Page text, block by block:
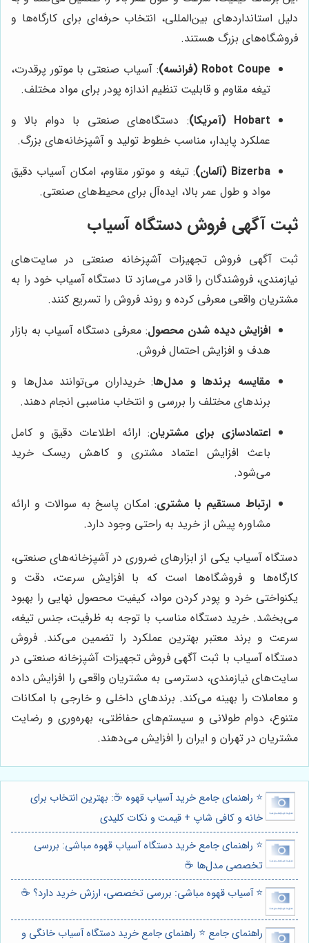
دلیل استانداردهای بین‌المللی، انتخاب حرفه‌ای برای کارگاه‌ها و
فروشگاه‌های بزرگ هستند.
Robot Coupe (فرانسه)
: آسیاب صنعتی با موتور پرقدرت،
تیغه مقاوم و قابلیت تنظیم اندازه پودر برای مواد مختلف.
Hobart (آمریکا)
: دستگاه‌های صنعتی با دوام بالا و
عملکرد پایدار، مناسب خطوط تولید و آشپزخانه‌های بزرگ.
Bizerba (آلمان)
: تیغه و موتور مقاوم، امکان آسیاب دقیق
مواد و طول عمر بالا، ایده‌آل برای محیط‌های صنعتی.
ثبت آگهی فروش دستگاه آسیاب
ثبت آگهی فروش تجهیزات آشپزخانه صنعتی در سایت‌های
نیازمندی، فروشندگان را قادر می‌سازد تا دستگاه آسیاب خود را به
مشتریان واقعی معرفی کرده و روند فروش را تسریع کنند.
افزایش دیده شدن محصول: معرفی دستگاه آسیاب به بازار
هدف و افزایش احتمال فروش.
مقایسه برندها و مدل‌ها: خریداران می‌توانند مدل‌ها و
برندهای مختلف را بررسی و انتخاب مناسبی انجام دهند.
اعتمادسازی برای مشتریان: ارائه اطلاعات دقیق و کامل
باعث افزایش اعتماد مشتری و کاهش ریسک خرید
می‌شود.
ارتباط مستقیم با مشتری: امکان پاسخ به سوالات و ارائه
مشاوره پیش از خرید به راحتی وجود دارد.
دستگاه آسیاب یکی از ابزارهای ضروری در آشپزخانه‌های صنعتی،
کارگاه‌ها و فروشگاه‌ها است که با افزایش سرعت، دقت و
یکنواختی خرد و پودر کردن مواد، کیفیت محصول نهایی را بهبود
می‌بخشد. خرید دستگاه مناسب با توجه به ظرفیت، جنس تیغه،
سرعت و برند معتبر بهترین عملکرد را تضمین می‌کند. فروش
دستگاه آسیاب با ثبت آگهی فروش تجهیزات آشپزخانه صنعتی در
سایت‌های نیازمندی، دسترسی به مشتریان واقعی را افزایش داده
و معاملات را بهینه می‌کند. برندهای داخلی و خارجی با امکانات
متنوع، دوام طولانی و سیستم‌های حفاظتی، بهره‌وری و رضایت
مشتریان در تهران و ایران را افزایش می‌دهند.
⭐️ راهنمای جامع خرید آسیاب قهوه ☕️: بهترین انتخاب برای
خانه و کافی شاپ + قیمت و نکات کلیدی
⭐️ راهنمای جامع خرید دستگاه آسیاب قهوه مباشی: بررسی
تخصصی مدل‌ها ☕
⭐️ آسیاب قهوه مباشی: بررسی تخصصی، ارزش خرید دارد؟ ☕
راهنمای جامع ⭐️ راهنمای جامع خرید دستگاه آسیاب خانگی و